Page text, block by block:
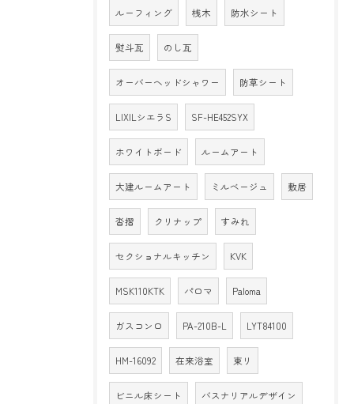
ルーフィング 桟木 防水シート
熨斗瓦 のし瓦
オーバーヘッドシャワー 防草シート
LIXILシエラS SF-HE452SYX
ホワイトボード ルームアート
大建ルームアート ミルベージュ 敷居
沓摺 クリナップ すみれ
セクショナルキッチン KVK
MSK110KTK パロマ Paloma
ガスコンロ PA-210B-L LYT84100
HM-16092 在来浴室 東リ
ビニル床シート バスナリアルデザイン